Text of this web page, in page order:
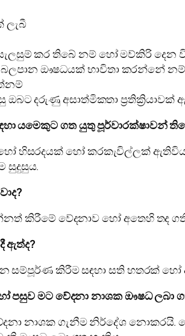
ලැබී
කර තිබේ නම් හෝ මව්කිරි දෙන
ඖෂධයක් භාවිතා කරන්නේ නම්
දරුණු අසාත්මිකතා ප්‍රතික්‍රියාවක්
යමෙකුට ගත යුතු පූර්වාරක්ෂාවන්
හිසරදයක් හෝ කරකැවිල්ලක් ඇතිවිය
සුදුසුය.
කිරීමේ වේදනාව හෝ අතෙහි තද
ඇත්ද?
සම්පූර්ණ කිරීම සඳහා සති හතරක් හෝ
පසුව මට වේදනා නාශක ඖෂධ ලබා
වේදනා නාශක ගැනීම නිර්දේශ